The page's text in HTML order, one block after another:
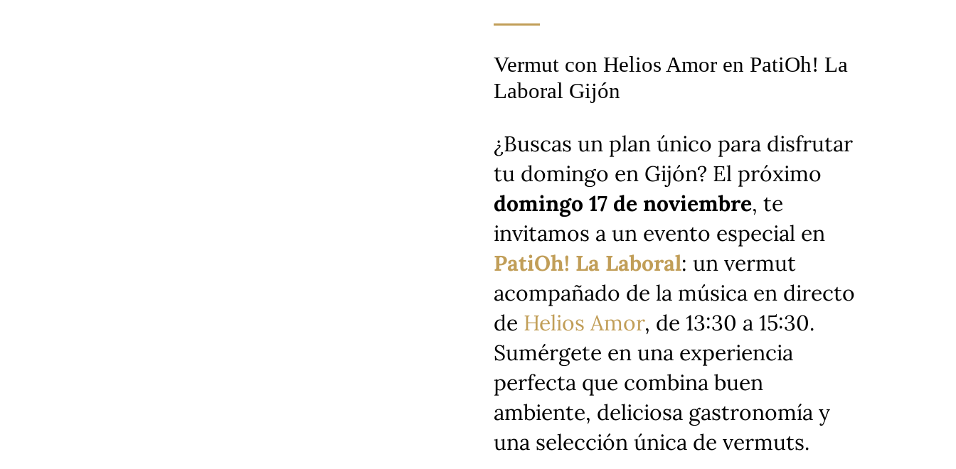
Vermut con Helios Amor en PatiOh! La
Laboral Gijón
¿Buscas un plan único para disfrutar
tu domingo en Gijón? El próximo
domingo 17 de noviembre, te
invitamos a un evento especial en
PatiOh! La Laboral: un vermut
acompañado de la música en directo
de Helios Amor, de 13:30 a 15:30.
Sumérgete en una experiencia
perfecta que combina buen
ambiente, deliciosa gastronomía y
una selección única de vermuts.